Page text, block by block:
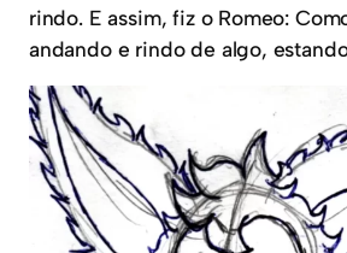
rindo. E assim, fiz o Romeo:
andando e rindo de algo,